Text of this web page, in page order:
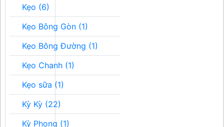
Kẹo (6)
Kẹo Bông Gòn (1)
Kẹo Bông Đường (1)
Kẹo Chanh (1)
Kẹo sữa (1)
Kỳ Kỳ (22)
Kỳ Phong (1)